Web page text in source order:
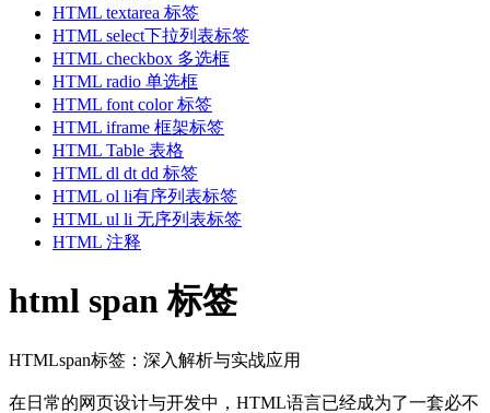
HTML textarea 标签
HTML select下拉列表标签
HTML checkbox 多选框
HTML radio 单选框
HTML font color 标签
HTML iframe 框架标签
HTML Table 表格
HTML dl dt dd 标签
HTML ol li有序列表标签
HTML ul li 无序列表标签
HTML 注释
html span 标签
HTMLspan标签：深入解析与实战应用
在日常的网页设计与开发中，HTML语言已经成为了一套必不